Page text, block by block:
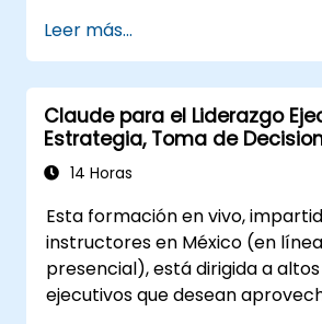
afectan la participación, la
desempeño del equipo.
Aplicar la
evaluaciones de liderazgo
fortalezas y áreas de
Utilizar un modelo causal
directo en el clima laboral.
Desarrollar estrategias
mejorar la adaptabilidad del
desempeño del equipo.
Leer más...
Claude para el Liderazgo
Estrategia, Toma de
Competitiva
14 Horas
Esta formación en vivo,
instructores en México (en
presencial), está dirigida a
ejecutivos que desean